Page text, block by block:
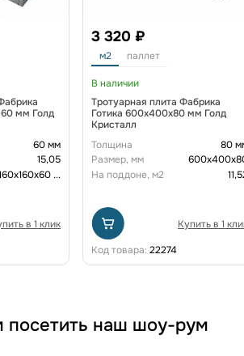
60 мм Голд
60 мм
15,05
...
в 1 клик
3 320 ₽
м2 паллет
В наличии
Тротуарная плита Фабрика
Готика 600х400х80 мм Голд
Кристалл
Толщина
80
Размер, мм
На поддоне, м2
Купить в 1
Код товара: 22274
посетить наш шоу-рум